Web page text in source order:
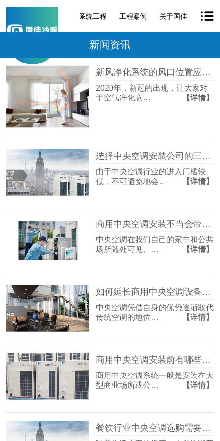
系统工程 工程案例 关于国佳
新闻资讯
新风净化系统的风口位置应该怎么选？「国佳冷暖」
2020年，新冠的出现，让大家对
于空气净化意…
【详情】
选择中央空调安装公司的三大常见误区！「国佳冷暖」
由于中央空调行业的进入门槛较
低，不可避免地会…
【详情】
商用中央空调安装不当会带来哪些问题？「国佳冷暖」
中央空调在我们自己的家中和公共
场所随处可见。…
【详情】
如何延长商用中央空调设备的使用寿命？「国佳冷暖」
中央空调凭借自身的优势逐渐取代
传统空调的地位…
【详情】
商用中央空调安装前有哪些准备工作需要做？「国佳冷暖」
商用中央空调系统一般是安装在大
型商业场所或公…
【详情】
餐饮行业中央空调选购需要考虑哪些问题？「国佳冷暖」